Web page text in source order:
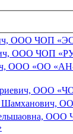
ООО ЧОП
ООО ЧОП
ООО «ОО
ООО
Шамханович,
ООО